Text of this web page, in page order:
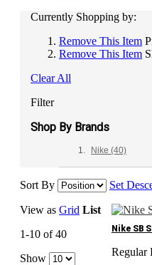
Currently Shopping by:
Remove This Item
Remove This Item
Clear All
Filter
Shop By Brands
Nike (40)
Sort By Set
View as Grid List
1-10 of 40
Show
Nike SB
Regular